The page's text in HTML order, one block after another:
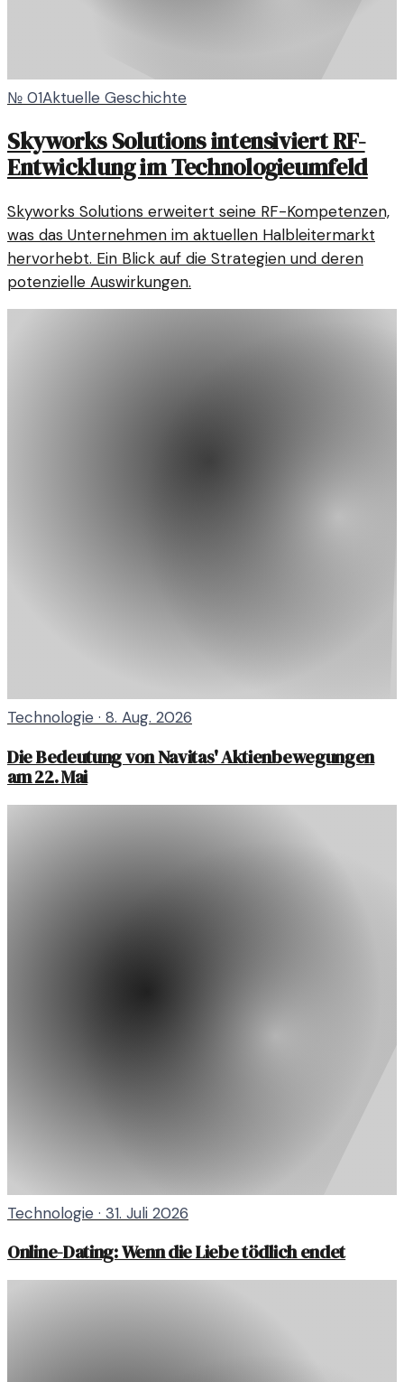
№ 01Aktuelle Geschichte
Skyworks Solutions intensiviert RF-
Entwicklung im Technologieumfeld
Skyworks Solutions erweitert seine RF-Kompetenzen,
was das Unternehmen im aktuellen Halbleitermarkt
hervorhebt. Ein Blick auf die Strategien und deren
potenzielle Auswirkungen.
Technologie · 8. Aug. 2026
Die Bedeutung von Navitas' Aktienbewegungen
am 22. Mai
Technologie · 31. Juli 2026
Online-Dating: Wenn die Liebe tödlich endet